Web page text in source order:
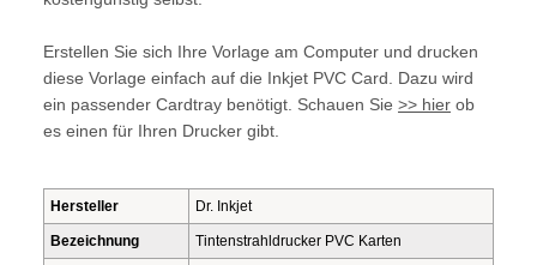
Erstellen Sie sich Ihre Vorlage am Computer und drucken
diese Vorlage einfach auf die Inkjet PVC Card. Dazu wird
ein passender Cardtray benötigt. Schauen Sie >> hier ob
es einen für Ihren Drucker gibt.
Hersteller Dr. Inkjet
Bezeichnung Tintenstrahldrucker PVC Karten